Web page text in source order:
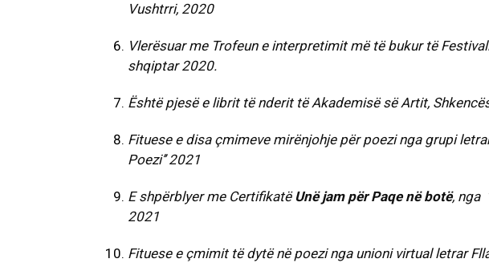
Vushtrri, 2020
Vlerësuar me Trofeun e interpretimit më të bukur të
shqiptar 2020.
Është pjesë e librit të nderit të Akademisë së Artit,
Fituese e disa çmimeve mirënjohje për poezi nga grupi
Poezi’’ 2021
E shpërblyer me CertifikatëUnë jam për Paqe në botë, nga
2021
Fituese e çmimit të dytë në poezi nga unioni virtual letrar